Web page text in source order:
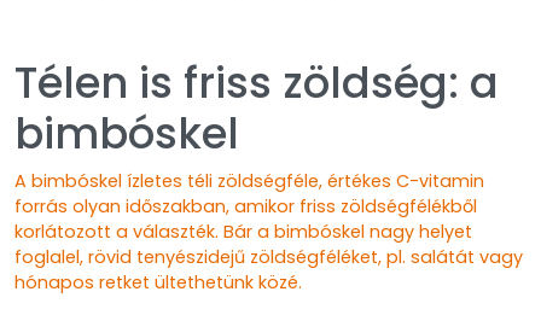
Télen is friss zöldség: a
bimbóskel
A bimbóskel ízletes téli zöldségféle, értékes C-vitamin
forrás olyan időszakban, amikor friss zöldségfélékből
korlátozott a választék. Bár a bimbóskel nagy helyet
foglalel, rövid tenyészidejű zöldségféléket, pl. salátát vagy
hónapos retket ültethetünk közé.